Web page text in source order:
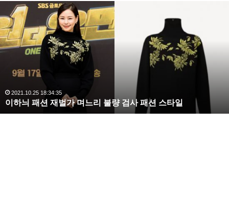
하
늬
패
션
며
느
리
2021.10.25 18:34:35
이하늬 패션 재벌가 며느리 불량 검사 패션 스타일